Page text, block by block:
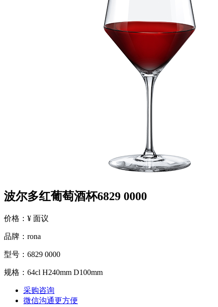
波尔多红葡萄酒杯6829 0000
价格：¥ 面议
品牌：rona
型号：6829 0000
规格：64cl H240mm D100mm
采购咨询
微信沟通更方便